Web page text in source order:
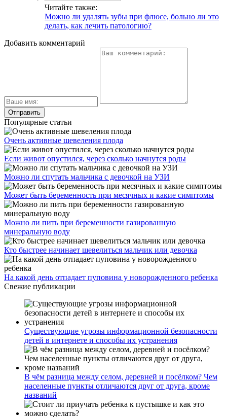
Читайте также:
Можно ли удалять зубы при флюсе, больно ли это
делать, как лечить патологию?
Добавить комментарий
Популярные статьи
Очень активные шевеления плода
Если живот опустился, через сколько начнутся роды
Можно ли спутать мальчика с девочкой на УЗИ
Может быть беременность при месячных и какие симптомы
Можно ли пить при беременности газированную
минеральную воду
Кто быстрее начинает шевелиться мальчик или девочка
На какой день отпадает пуповина у новорожденного ребенка
Свежие публикации
Существующие угрозы информационной безопасности
детей в интернете и способы их устранения
В чём разница между селом, деревней и посёлком? Чем
населенные пункты отличаются друг от друга, кроме
названий